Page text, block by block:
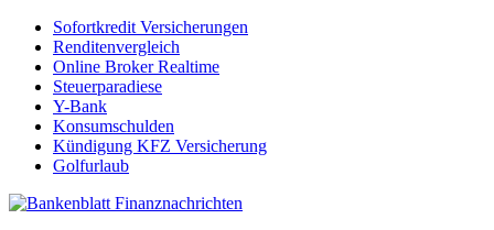
Sofortkredit Versicherungen
Renditenvergleich
Online Broker Realtime
Steuerparadiese
Y-Bank
Konsumschulden
Kündigung KFZ Versicherung
Golfurlaub